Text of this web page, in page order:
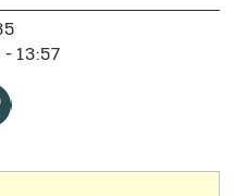
- 13:57